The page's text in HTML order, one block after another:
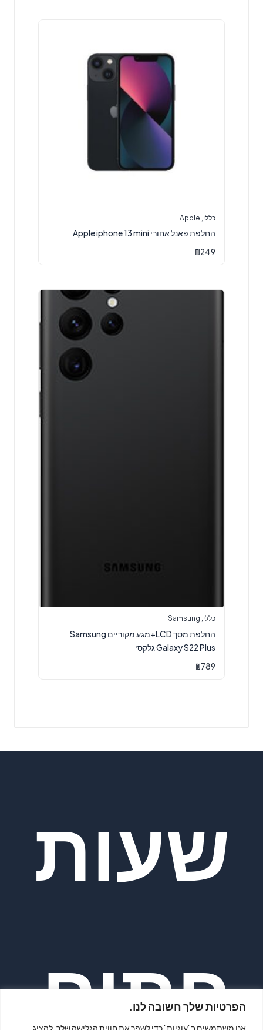
הפרטיות שלך חשובה לנו.
אנו משתמשים ב"עוגיות" כדי לשפר את חווית הגלישה שלך, להציג
כללי Apple
החלפת פאנל אחורי Apple iphone 13 mini
₪249
כללי,
Samsung
החלפת מסך LCD+מגע מקוריים Samsung
Galaxy S22 Plus גלקסי
₪789
שעות
פתיח